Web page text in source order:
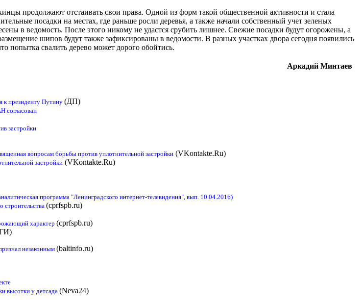
продолжают отстаивать свои права. Одной из форм такой общественной активности и стала
посадки на местах, где раньше росли деревья, а также начали собственный учет зеленых
в ведомость. После этого никому не удастся срубить лишнее. Свежие посадки будут огорожены, а
шипов будут также зафиксированы в ведомости. В разных участках двора сегодня появились
свалить дерево может дорого обойтись.
Аркадий Минтаев
к президенту Путину(ДП)
согласован
застройки
вопросам борьбы против уплотнительной застройки (VKontakte.Ru)
застройки (VKontakte.Ru)
программа "Ленинградского интернет-телевидения", вып. 10.04.2016)
строительства (cprfspb.ru)
характер (cprfspb.ru)
незаконным (baltinfo.ru)
высотки у детсада (Neva24)